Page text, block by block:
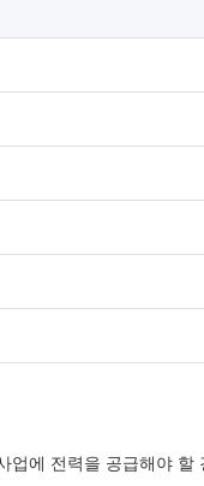
업에 전력을 공급해야 할